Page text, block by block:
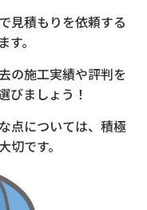
見積もりを依頼する
す。
の施工実績や評判を
びましょう！
点については、積極
切です。